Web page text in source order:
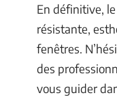
En définitive,
résistante,
fenêtres.
des
vous guider